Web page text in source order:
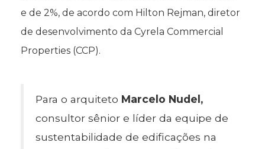
e de 2%, de acordo com Hilton Rejman, diretor
de desenvolvimento da Cyrela Commercial
Properties (CCP).
Para o arquiteto Marcelo Nudel,
consultor sênior e líder da equipe de
sustentabilidade de edificações na